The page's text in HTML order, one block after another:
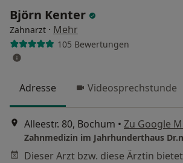
Björn Kenter
Zahnarzt · Mehr
105 Bewertungen
Adresse Videosprechstunde
Alleestr. 80, Bochum • Zu Google